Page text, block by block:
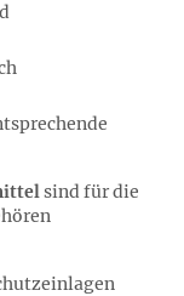
sind für die